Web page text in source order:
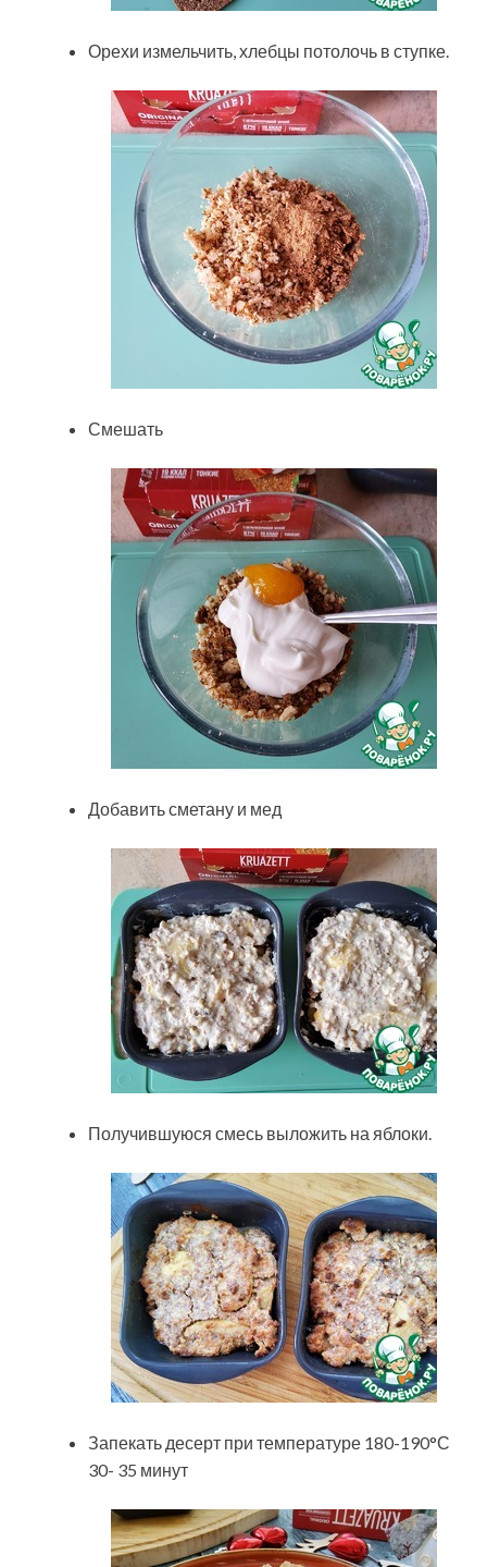
Орехи измельчить, хлебцы потолочь в ступке.
Смешать
Добавить сметану и мед
Получившуюся смесь выложить на яблоки.
Запекать десерт при температуре 180-190°С
30- 35 минут